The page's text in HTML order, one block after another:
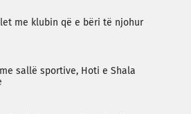
me klubin që e bëri të njohur
sallë sportive, Hoti e Shala